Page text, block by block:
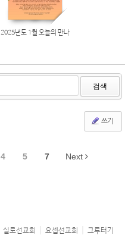
2025년도 1월 오늘의 만나
검색
쓰기
4 5 7 Next
실로선교회 요셉선교회 그루터기